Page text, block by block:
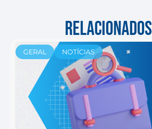
RELACIONADOS
GERAL NOTÍCIAS